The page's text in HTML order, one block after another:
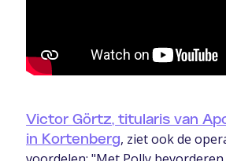
Victor Görtz, titularis van
in Kortenberg, ziet ook de